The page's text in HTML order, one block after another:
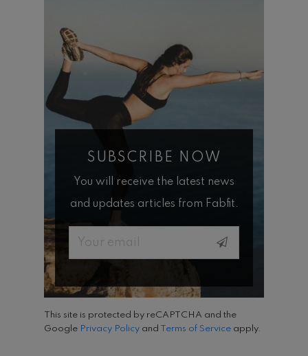
SUBSCRIBE NOW
You will receive the latest news
and updates articles from Fabfit.
Email
This site is protected by reCAPTCHA and the
Google Privacy Policy and Terms of Service apply.